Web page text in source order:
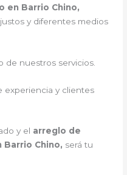
en Barrio Chino,
y diferentes medios
de nuestros servicios.
experiencia y clientes
y el arreglo de
Chino, será tu